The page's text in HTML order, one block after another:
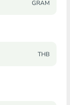
GRAM
THB